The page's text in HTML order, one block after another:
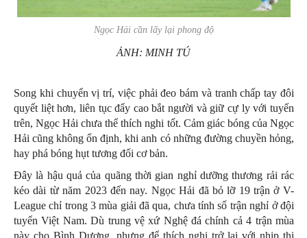
Ngọc Hải cần lấy lại phong độ
ẢNH: MINH TÚ
Song khi chuyển vị trí, việc phải đeo bám và tranh chấp tay đôi
quyết liệt hơn, liên tục đẩy cao bắt người và giữ cự ly với tuyến
trên, Ngọc Hải chưa thể thích nghi tốt. Cảm giác bóng của Ngọc
Hải cũng không ổn định, khi anh có những đường chuyền hỏng,
hay phá bóng hụt tương đối cơ bản.
Đây là hậu quả của quãng thời gian nghỉ dưỡng thương rải rác
kéo dài từ năm 2023 đến nay. Ngọc Hải đã bỏ lỡ 19 trận ở V-
League chỉ trong 3 mùa giải đã qua, chưa tính số trận nghỉ ở đội
tuyển Việt Nam. Dù trung vệ xứ Nghệ đá chính cả 4 trận mùa
này cho Bình Dương, nhưng để thích nghi trở lại với nhịp thi